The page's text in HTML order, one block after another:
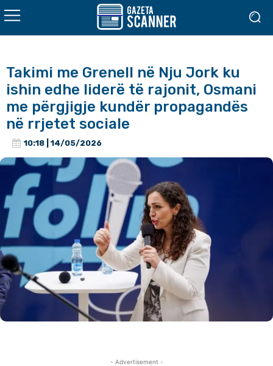
Takimi me Grenell në Nju Jork ku
ishin edhe liderë të rajonit, Osmani
me përgjigje kundër propagandës
në rrjetet sociale
10:18 | 14/05/2026
- Advertisement -